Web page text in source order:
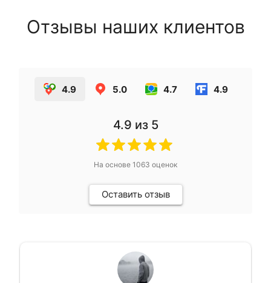
Отзывы наших клиентов
4.9 5.0 4.7 4.9
4.9 из 5
На основе 1063 оценок
Оставить отзыв